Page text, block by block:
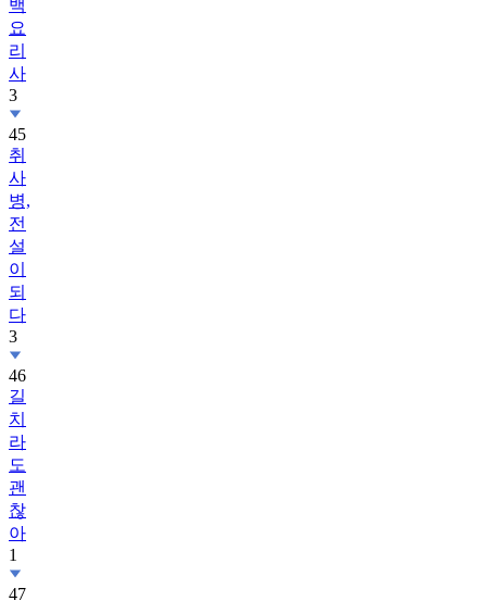
리
사
3
45
취
사
병,
전
설
이
되
다
3
46
길
치
라
도
괜
찮
아
1
47
닥